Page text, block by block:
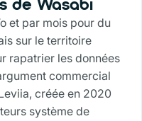
de Wasabi
et par mois pour du
sur le territoire
rapatrier les données
commercial
créée en 2020
système de